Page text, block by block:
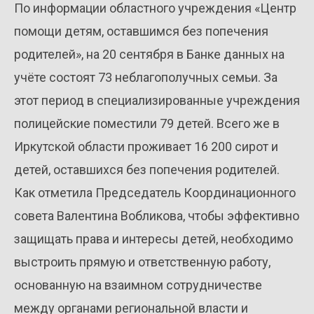
По информации областного учреждения «Центр
помощи детям, оставшимся без попечения
родителей», на 20 сентября в Банке данных на
учёте состоят 73 неблагополучных семьи. За
этот период в специализированные учреждения
полицейские поместили 79 детей. Всего же в
Иркутской области проживает 16 200 сирот и
детей, оставшихся без попечения родителей.
Как отметила Председатель Координационного
совета Валентина Вобликова, чтобы эффективно
защищать права и интересы детей, необходимо
выстроить прямую и ответственную работу,
основанную на взаимном сотрудничестве
между органами региональной власти и